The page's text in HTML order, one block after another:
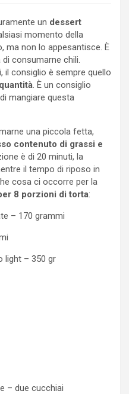
un dessert
momento della
ma non lo appesantisce. È
consumarne chili.
il consiglio è sempre quello
. È un consiglio
mangiare questa
una piccola fetta,
contenuto di grassi e
è di 20 minuti, la
il tempo di riposo in
cosa ci occorre per la
8 porzioni di torta:
– 170 grammi
light – 350 gr
– due cucchiai